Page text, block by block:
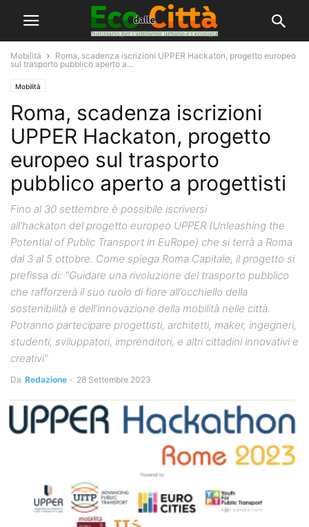
Mobilità
Roma, scadenza iscrizioni UPPER Hackaton, progetto europeo
sul trasporto pubblico aperto a...
Mobilità
Roma, scadenza iscrizioni
UPPER Hackaton, progetto
europeo sul trasporto
pubblico aperto a progettisti
Fino al 30 settembre è possibile iscriversi
all'hackaton del progetto europeo UPPER (Unleashing the
Potential of Public Transport in EuRope) che si terrà a Roma
dal 3 al 5 ottobre. Come spiega Roma Capitale, il progetto si
prefissa di: "Guidare una rivoluzione del trasporto pubblico
che rafforzerà il suo ruolo di fiore all’occhiello della
sostenibilità e dell’innovazione della mobilità nelle città.
Potranno partecipare progettisti, architetti, maker, ingegneri,
studenti, sviluppatori, imprenditori, e altri cittadini innovativi e
creativi"
Da Redazione - 28 Settembre 2023